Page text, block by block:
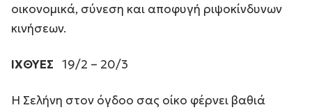
οικονομικά, σύνεση και αποφυγή ριψοκίνδυνων
κινήσεων.
ΙΧΘΥΕΣ 19/2 – 20/3
Η Σελήνη στον όγδοο σας οίκο φέρνει βαθιά